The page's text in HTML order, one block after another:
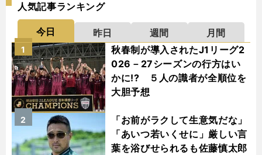
人気記事ランキング
今日 昨日 週間
月間
秋春制が導入されたJ1リーグ2
026－27シーズンの行方はい
かに!? ５人の識者が全順位を
大胆予想
1
「お前がラクして生意気だな」
「あいつ若いくせに」厳しい言
葉を浴びせられるも佐藤慎太郎
2